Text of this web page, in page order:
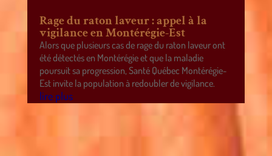
Rage du raton laveur : appel à la
vigilance en Montérégie-Est
Alors que plusieurs cas de rage du raton laveur ont
été détectés en Montérégie et que la maladie
poursuit sa progression, Santé Québec Montérégie-
Est invite la population à redoubler de vigilance.
lire plus